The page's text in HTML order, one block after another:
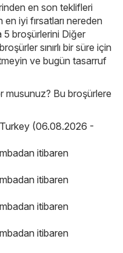
en son teklifleri
iyi fırsatları nereden
5 broşürlerini Diğer
sınırlı bir süre için
ve bugün tasarruf
musunuz? Bu broşürlere
(06.08.2026 -
itibaren
itibaren
itibaren
itibaren